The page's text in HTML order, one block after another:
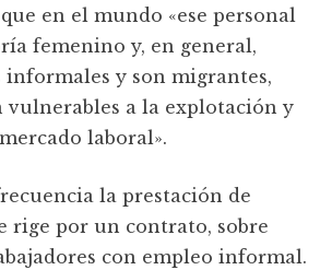
en el mundo «ese personal
femenino y, en general,
informales y son migrantes,
vulnerables a la explotación y
laboral».
la prestación de
rige por un contrato, sobre
con empleo informal.